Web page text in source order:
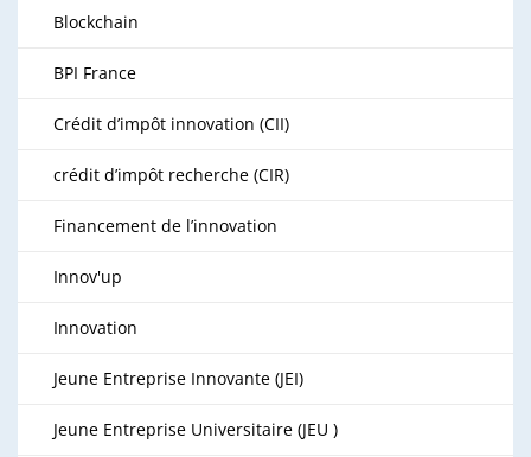
Blockchain
BPI France
Crédit d’impôt innovation (CII)
crédit d’impôt recherche (CIR)
Financement de l’innovation
Innov'up
Innovation
Jeune Entreprise Innovante (JEI)
Jeune Entreprise Universitaire (JEU )